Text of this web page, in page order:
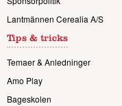
Lantmännen Cerealia A/S
Tips & tricks
Temaer & Anledninger
Amo Play
Bageskolen